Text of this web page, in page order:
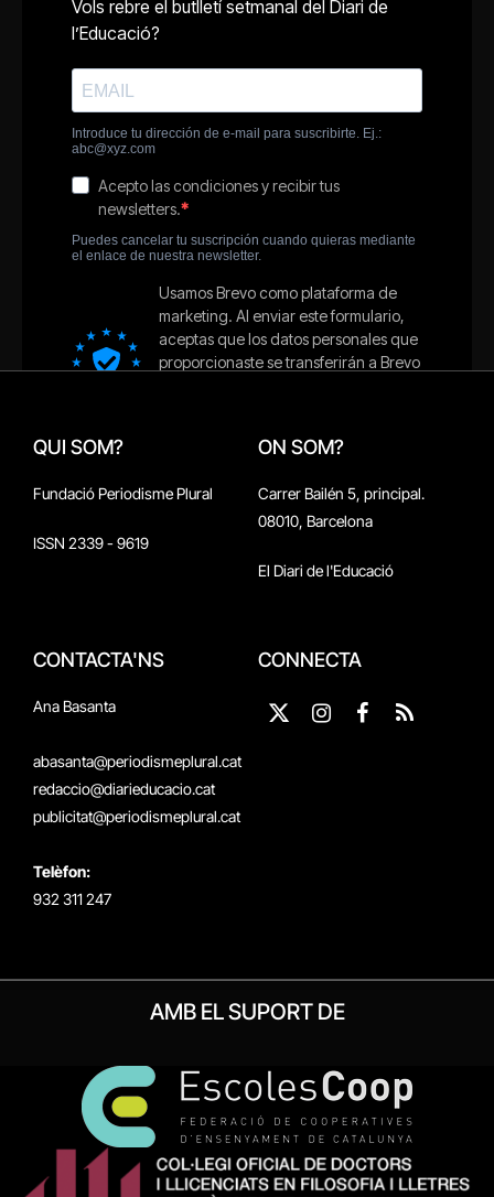
QUI SOM?
Fundació Periodisme Plural
ISSN 2339 - 9619
ON SOM?
Carrer Bailén 5, principal.
08010, Barcelona
El Diari de l'Educació
CONTACTA'NS
Ana Basanta
abasanta@periodismeplural.cat
redaccio@diarieducacio.cat
publicitat@periodismeplural.cat
Telèfon:
932 311 247
CONNECTA
X
Instagram
Facebook
RSS
AMB EL SUPORT DE